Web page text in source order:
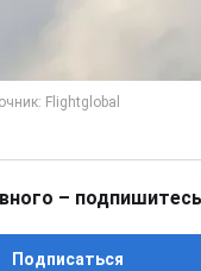
–
Подписаться